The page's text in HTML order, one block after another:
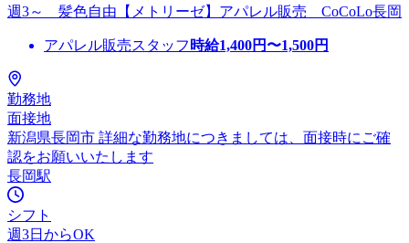
週3～ 髪色自由【メトリーゼ】アパレル販売 CoCoLo長岡
アパレル販売スタッフ 時給1,400円〜1,500円
勤務地
面接地
新潟県長岡市 詳細な勤務地につきましては、面接時にご確
認をお願いいたします
長岡駅
シフト
週3日からOK